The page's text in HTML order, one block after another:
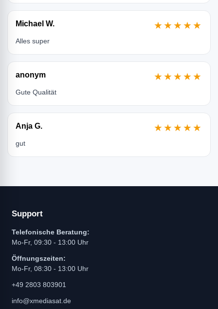
Michael W. ★★★★★
Alles super
anonym ★★★★★
Gute Qualität
Anja G. ★★★★★
gut
Support
Telefonische Beratung:
Mo-Fr, 09:30 - 13:00 Uhr
Öffnungszeiten:
Mo-Fr, 08:30 - 13:00 Uhr
+49 2803 803901
info@xmediasat.de